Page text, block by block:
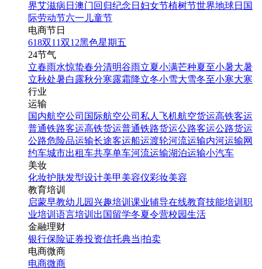
界艾滋病日 澳门回归纪念日 妇女节植树节世界地球日 国
际劳动节六一儿童节
电商节日
618双11双12黑色星期五
24节气
立春雨水惊蛰春分清明谷雨立夏小满芒种夏至小暑大暑
立秋处暑白露秋分寒露霜降立冬小雪大雪冬至小寒大寒
行业
运输
国内航空公司 国际航空公司 私人飞机航空货运高铁客运
普通铁路客运高铁货运普通铁路货运公路客运公路货运
公路危险品运输长途客运船运渡轮河流运输内河运输网
约车城市出租车共享单车河流运输湖泊运输小汽车
美妆
化妆护肤发型设计美甲 美容仪彩妆美容
教育培训
启蒙早教幼儿园 兴趣培训 课业辅导在线教育技能培训 职
业培训 语言培训 出国留学冬夏令营校园生活
金融理财
银行保险证券投资信托典当|拍卖
电商微商
电商微商